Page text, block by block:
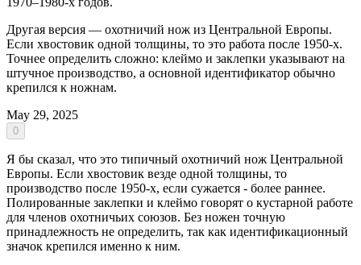
Другая версия — охотничий нож из Центральной Европы.
Если хвостовик одной толщины, то это работа после 1950-х.
Точнее определить сложно: клеймо и заклепки указывают на
штучное производство, а основной идентификатор обычно
крепился к ножнам.
May 29, 2025
0
Я бы сказал, что это типичный охотничий нож Центральной
Европы. Если хвостовик везде одной толщины, то
производство после 1950-х, если сужается - более раннее.
Полированные заклепки и клеймо говорят о кустарной работе
для членов охотничьих союзов. Без ножен точную
принадлежность не определить, так как идентификационный
значок крепился именно к ним.